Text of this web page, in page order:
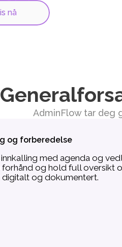
nå
AdminFlow tar deg
og forberedelse
med agenda og
og hold full oversikt
og dokumentert.